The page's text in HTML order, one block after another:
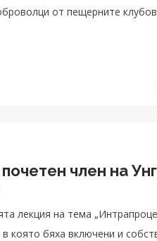
от пещерните
член на
лекция на тема